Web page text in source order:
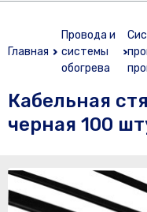
Главная
Провода и
системы
обогрева
Кабельная
черная 100